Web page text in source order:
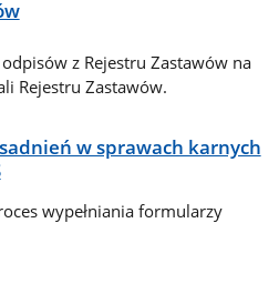
z Rejestru Zastawów na
Rejestru Zastawów.
w sprawach karnych
wypełniania formularzy